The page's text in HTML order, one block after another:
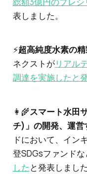
表しました。
⚡️超高純度水素の
ネクストがリアル
調達を実施したと
👩‍🌾スマート水田
チ)」の開発、運営
ドにおいて、イン
登SDGsファンドな
した と発表しました